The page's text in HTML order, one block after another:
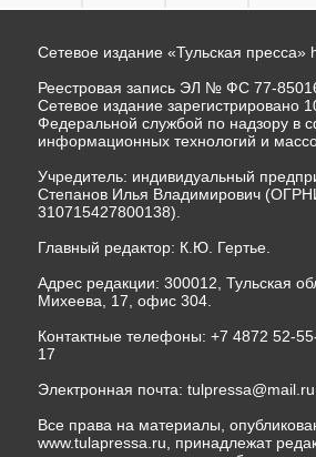
Сетевое издание «Тульская пресса»
Реестровая запись ЭЛ № ФС 77-
Сетевое издание зарегистрировано
Федеральной службой по надзору в
информационных технологий и
Учредитель: индивидуальный
Степанов Илья Владимирович
310715427800138).
Главный редактор: К.Ю. Гертье.
Адрес редакции: 300012, Тульская
Михеева, 17, офис 304.
Контактные телефоны: +7 4872 52-
17
Электронная почта: tulpressa@mail.ru
Все права на материалы,
www.tulapressa.ru, принадлежат